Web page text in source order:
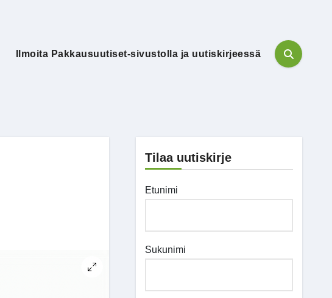
Ilmoita Pakkausuutiset-sivustolla ja uutiskirjeessä
Tilaa uutiskirje
Etunimi
Sukunimi